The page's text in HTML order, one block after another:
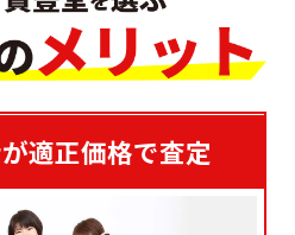
適正価格で査定